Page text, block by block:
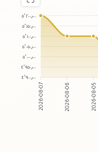
٥٬٢٠٠٫٠٠
٥٬١٥٠٫٠٠
٥٬١٠٠٫٠٠
٥٬٠٥٠٫٠٠
٥٬٠٠٠٫٠٠
٤٬٩٥٠٫٠٠
٤٬٩٠٠٫٠٠
2026-08-07 2026-08-06 2026-08-05